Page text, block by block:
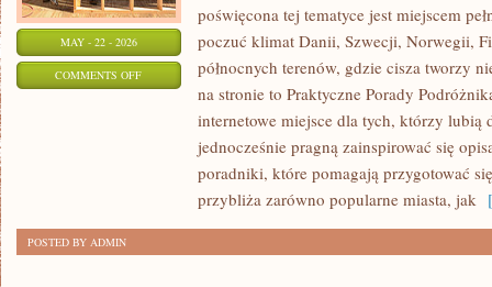
MAY - 22 - 2026
COMMENTS OFFON
poświęcona tej tematyce jest miejscem
poczuć klimat Danii, Szwecji, Norwegii,
północnych terenów, gdzie cisza tworzy
na stronie to Praktyczne Porady
internetowe miejsce dla tych, którzy lubią
jednocześnie pragną zainspirować się
poradniki, które pomagają przygotować
przybliża zarówno popularne miasta, jak
POSTED BY ADMIN